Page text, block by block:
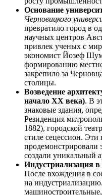
Основание
Черновицкого
превратило город в
научных центров
привлек ученых с
экономист Йозеф
формированию
закрепило за
столицы.
Возведение
начало XX века). В
знаковые здания,
Резиденция
1882), городской
стиле сецессион. Эти
продемонстрировали
создали уникальный
Индустриализация в
После вхождения в
на